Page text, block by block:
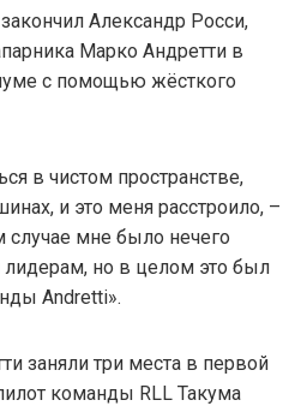
Александр Росси,
Марко Андретти в
с помощью жёсткого
в чистом пространстве,
и это меня расстроило, –
мне было нечего
лидерам, но в целом это был
Andretti».
заняли три места в первой
команды RLL Такума